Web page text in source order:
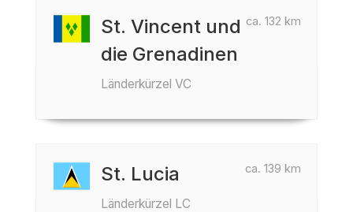
ca. 132 km
St. Vincent und
die Grenadinen
Länderkürzel VC
ca. 139 km
St. Lucia
Länderkürzel LC